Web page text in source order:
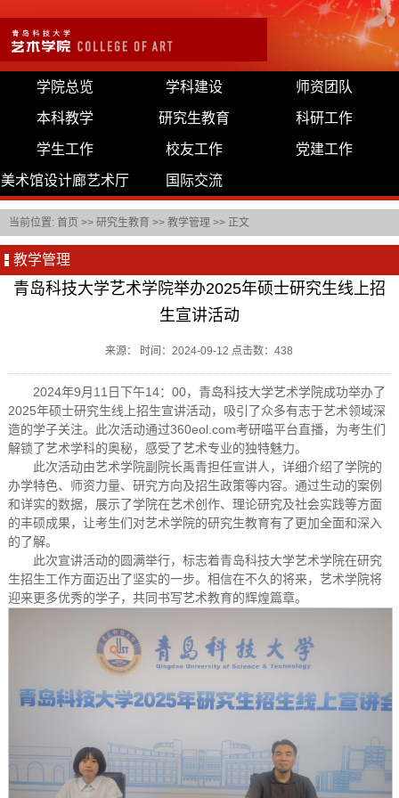
学院总览 学科建设 师资团队
本科教学 研究生教育 科研工作
学生工作 校友工作 党建工作
美术馆设计廊艺术厅 国际交流
当前位置: 首页 >> 研究生教育 >> 教学管理 >> 正文
教学管理
青岛科技大学艺术学院举办2025年硕士研究生线上招
生宣讲活动
来源： 时间：2024-09-12 点击数：438
2024年9月11日下午14：00，青岛科技大学艺术学院成功举办了
2025年硕士研究生线上招生宣讲活动，吸引了众多有志于艺术领域深
造的学子关注。此次活动通过360eol.com考研喵平台直播，为考生们
解锁了艺术学科的奥秘，感受了艺术专业的独特魅力。
此次活动由艺术学院副院长禹青担任宣讲人，详细介绍了学院的
办学特色、师资力量、研究方向及招生政策等内容。通过生动的案例
和详实的数据，展示了学院在艺术创作、理论研究及社会实践等方面
的丰硕成果，让考生们对艺术学院的研究生教育有了更加全面和深入
的了解。
此次宣讲活动的圆满举行，标志着青岛科技大学艺术学院在研究
生招生工作方面迈出了坚实的一步。相信在不久的将来，艺术学院将
迎来更多优秀的学子，共同书写艺术教育的辉煌篇章。